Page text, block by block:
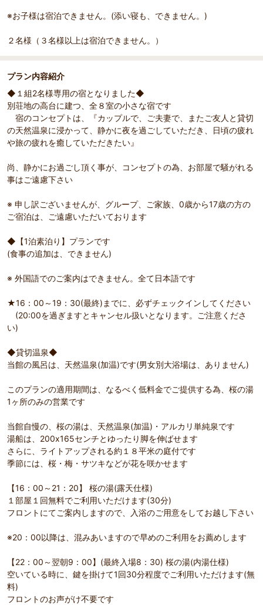
※お子様は宿泊できません。(添い寝も、できません。)
２名様（３名様以上は宿泊できません。）
プラン内容紹介
◆１組2名様専用の宿となりました◆
別荘地の高台に建つ、全８室の小さな宿です
宿のコンセプトは、『カップルで、ご夫妻で、またご友人と貸切
の天然温泉に浸かって、静かに夜を過ごしていただき、日頃の疲れ
や旅の疲れを癒していただきたい』
尚、静かにお過ごし頂く事が、コンセプトの為、お部屋で騒がれる
事はご遠慮下さい
※ 申し訳ございませんが、グループ、ご家族、0歳から17歳の方の
ご宿泊は、ご遠慮いただいております
◆【1泊素泊り】プランです
(食事の追加は、できません)
※ 外国語でのご案内はできません。全て日本語です
★16：00～19：30(最終)までに、必ずチェックインしてください
(20:00を過ぎますとキャンセル扱いとなります。ご注意くださ
い)
◆貸切温泉◆
当館の風呂は、天然温泉(加温)です(男女別大浴場は、ありません)
このプランの適用期間は、なるべく低料金でご提供する為、桜の湯
1ヶ所のみの営業です
当館自慢の、桜の湯は、天然温泉(加温)・アルカリ単純泉です
湯船は、200x165センチとゆったり脚を伸ばせます
さらに、ライトアップされる約１８平米の庭付です
季節には、桜・梅・サツキなどが花を咲かせます
【16：00～21：20】 桜の湯(露天仕様)
１部屋１回無料でご利用いただけます(30分)
フロントにてご案内しますので、入浴のご用意をしてお越し下さい
※20：00以降は、混みあいますので早めのご利用をお薦めします
【22：00～翌朝9：00】(最終入場8：30) 桜の湯(内湯仕様)
空いている時に、鍵を掛けて1回30分程度でご利用いただけます(無
料)
フロントのお声がけ不要です
部屋詳細（1/3）
Pr
evi
ou
s
和モダン ダブル
シ・
xt